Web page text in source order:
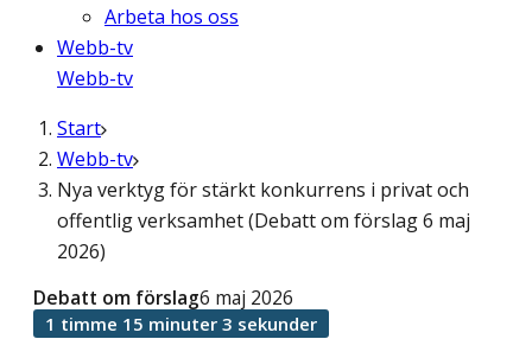
Arbeta hos oss
Webb-tv
Webb-tv
Start
Webb-tv
Nya verktyg för stärkt konkurrens i privat och
offentlig verksamhet (Debatt om förslag 6 maj
2026)
Debatt om förslag6 maj 2026
1 timme 15 minuter 3 sekunder